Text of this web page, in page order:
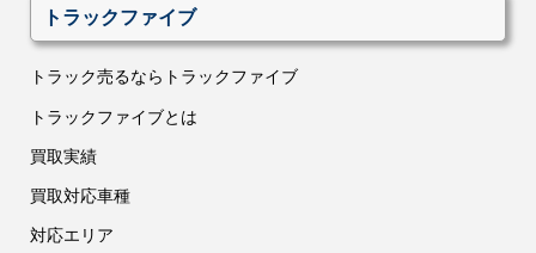
トラックファイブ
トラック売るならトラックファイブ
トラックファイブとは
買取実績
買取対応車種
対応エリア